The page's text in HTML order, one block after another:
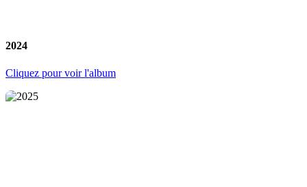
2024
Cliquez pour voir l'album